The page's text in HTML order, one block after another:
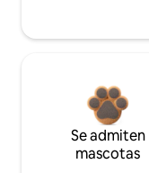
Se admiten
mascotas